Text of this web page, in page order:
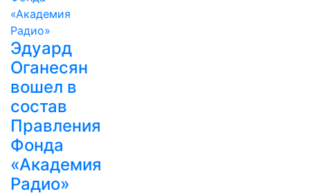
Эдуард
Оганесян
вошел в
состав
Правления
Фонда
«Академия
Радио»